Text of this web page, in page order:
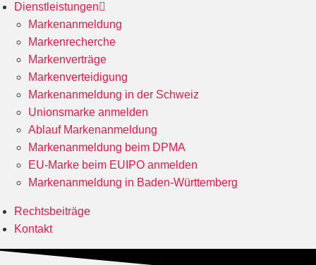
Dienstleistungen
Markenanmeldung
Markenrecherche
Markenverträge
Markenverteidigung
Markenanmeldung in der Schweiz
Unionsmarke anmelden
Ablauf Markenanmeldung
Markenanmeldung beim DPMA
EU-Marke beim EUIPO anmelden
Markenanmeldung in Baden-Württemberg
Rechtsbeiträge
Kontakt